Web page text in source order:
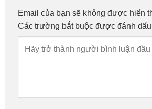
Email của bạn sẽ không được hiển
Các trường bắt buộc được đánh dấu